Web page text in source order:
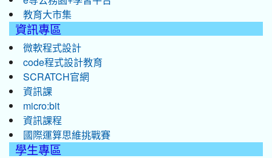
教育大市集
資訊專區
微軟程式設計
code程式設計教育
SCRATCH官網
資訊課
micro:bit
資訊課程
國際運算思維挑戰賽
學生專區